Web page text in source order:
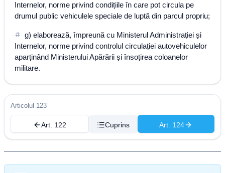
Internelor, norme privind condițiile în care pot circula pe
drumul public vehiculele speciale de luptă din parcul propriu;
g) elaborează, împreună cu Ministerul Administrației și
Internelor, norme privind controlul circulației autovehiculelor
aparținând Ministerului Apărării și însoțirea coloanelor
militare.
Articolul 123
Art. 122 Cuprins Art. 124